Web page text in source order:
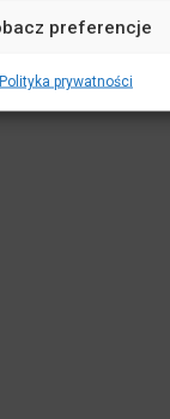
preferencje
Polityka prywatności